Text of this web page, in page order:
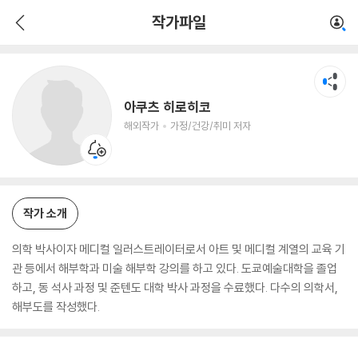
작가파일
아쿠츠 히로히코
해외작가 가정/건강/취미 저자
가정/건강/취미 저자
작가 소개
의학 박사이자 메디컬 일러스트레이터로서 아트 및 메디컬 계열의 교육 기
관 등에서 해부학과 미술 해부학 강의를 하고 있다. 도쿄예술대학을 졸업
하고, 동 석사 과정 및 준텐도 대학 박사 과정을 수료했다. 다수의 의학서,
해부도를 작성했다.